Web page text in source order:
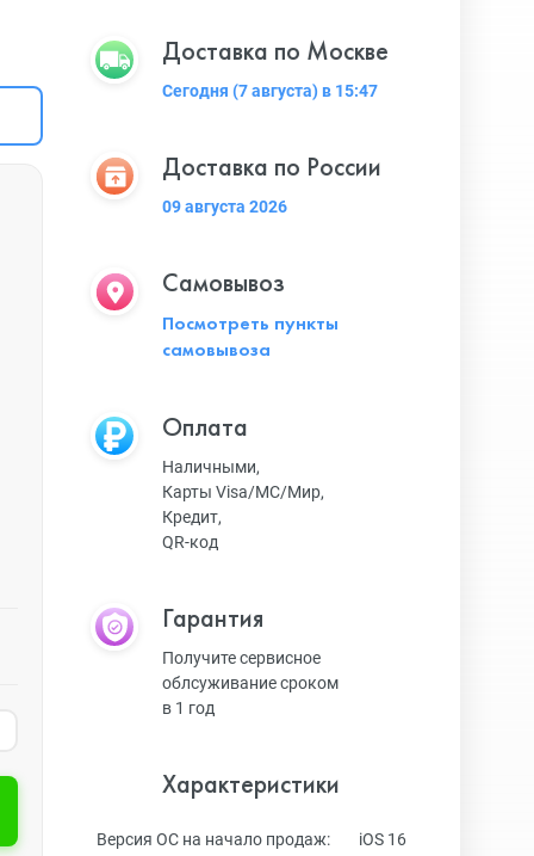
Доставка по Москве
Сегодня (7 августа) в 15:47
Доставка по России
09 августа 2026
Самовывоз
Посмотреть пункты
самовывоза
Оплата
Наличными,
Карты Visa/MC/Мир,
Кредит,
QR-код
Гарантия
Получите сервисное
облсуживание сроком
в 1 год
Характеристики
Версия ОС на начало продаж: iOS 16